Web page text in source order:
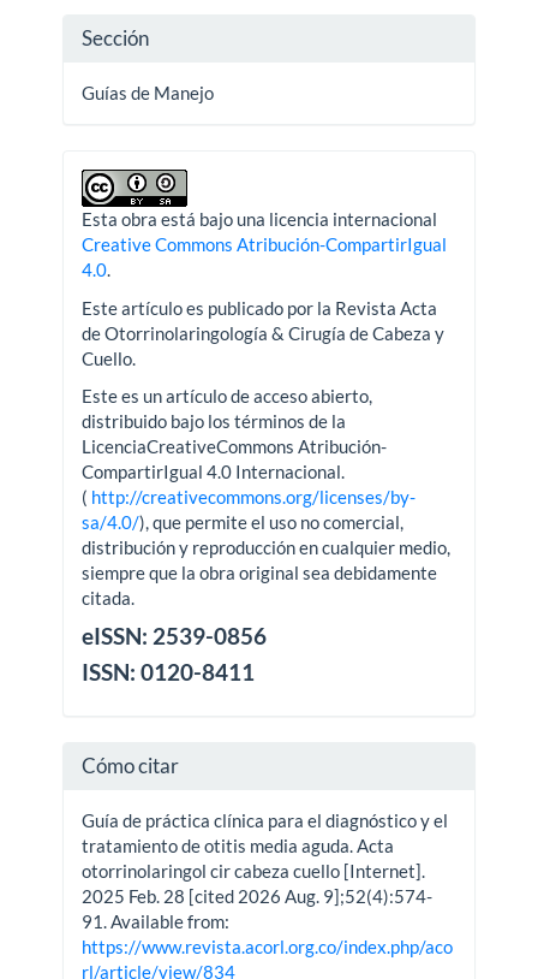
Sección
Guías de Manejo
Esta obra está bajo una licencia internacional
Creative Commons Atribución-CompartirIgual
4.0.
Este artículo es publicado por la Revista Acta
de Otorrinolaringología & Cirugía de Cabeza y
Cuello.
Este es un artículo de acceso abierto,
distribuido bajo los términos de la
LicenciaCreativeCommons Atribución-
CompartirIgual 4.0 Internacional.
( http://creativecommons.org/licenses/by-
sa/4.0/), que permite el uso no comercial,
distribución y reproducción en cualquier medio,
siempre que la obra original sea debidamente
citada.
eISSN: 2539-0856
ISSN: 0120-8411
Cómo citar
Guía de práctica clínica para el diagnóstico y el
tratamiento de otitis media aguda. Acta
otorrinolaringol cir cabeza cuello [Internet].
2025 Feb. 28 [cited 2026 Aug. 9];52(4):574-
91. Available from:
https://www.revista.acorl.org.co/index.php/aco
rl/article/view/834